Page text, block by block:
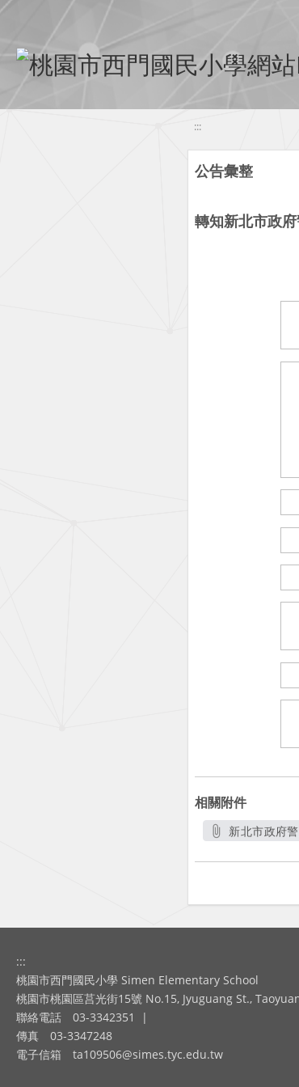
移至網頁之主要內容區位置
:::
公告彙整
轉知新北市政
相關附件
新北市政府
:::
桃園市西門國民小學 Simen Elementary School
桃園市桃園區莒光街15號 No.15, Jyuguang St.,
聯絡電話
03-3342351
|
傳真
03-3347248
電子信箱
ta109506@simes.tyc.edu.tw